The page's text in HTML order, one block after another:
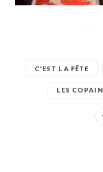
C'EST LA FÊTE
LES